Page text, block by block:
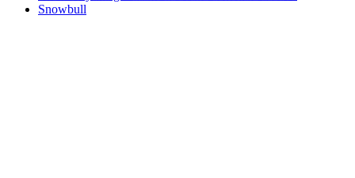
Snowbull